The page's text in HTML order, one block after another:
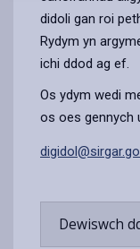
didoli gan roi
Rydym yn
ichi ddod ag ef.
Os ydym wedi
os oes gennych
Dewiswch